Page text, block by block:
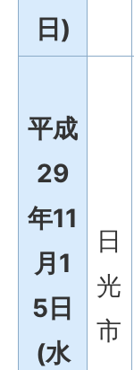
日)
平成
29
年11
月1
5日
(水
日
光
市